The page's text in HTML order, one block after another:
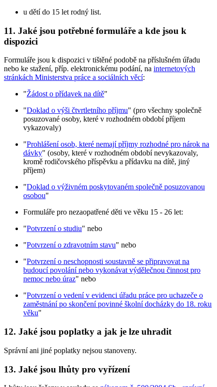
u dětí do 15 let rodný list.
11. Jaké jsou potřebné formuláře a kde jsou k
dispozici
Formuláře jsou k dispozici v tištěné podobě na příslušném úřadu
nebo ke stažení, příp. elektronickému podání, na internetových
stránkách Ministerstva práce a sociálních věcí:
"Žádost o přídavek na dítě"
"Doklad o výši čtvrtletního příjmu" (pro všechny společně
posuzované osoby, které v rozhodném období příjem
vykazovaly)
"Prohlášení osob, které nemají příjmy rozhodné pro nárok na
dávky" (osoby, které v rozhodném období nevykazovaly,
kromě rodičovského příspěvku a přídavku na dítě, jiný
příjem)
"Doklad o výživném poskytovaném společně posuzovanou
osobou"
Formuláře pro nezaopatřené děti ve věku 15 - 26 let:
"Potvrzení o studiu" nebo
"Potvrzení o zdravotním stavu" nebo
"Potvrzení o neschopnosti soustavně se připravovat na
budoucí povolání nebo vykonávat výdělečnou činnost pro
nemoc nebo úraz" nebo
"Potvrzení o vedení v evidenci úřadu práce pro uchazeče o
zaměstnání po skončení povinné školní docházky do 18. roku
věku"
12. Jaké jsou poplatky a jak je lze uhradit
Správní ani jiné poplatky nejsou stanoveny.
13. Jaké jsou lhůty pro vyřízení